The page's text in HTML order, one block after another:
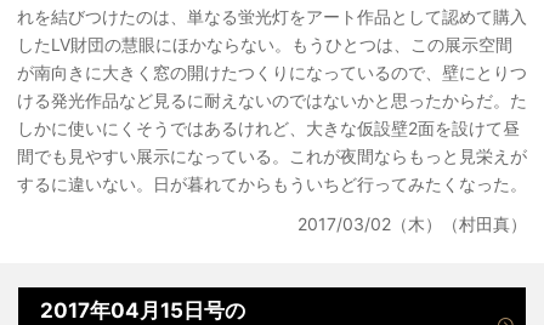
れを結びつけたのは、単なる蛍光灯をアート作品として認めて購入
したLV財団の慧眼にほかならない。もうひとつは、この展示空間
が南向きに大きく窓の開けたつくりになっているので、壁にとりつ
ける発光作品など見るに耐えないのではないかと思ったからだ。た
しかに使いにくそうではあるけれど、大きな仮設壁2面を設けて昼
間でも見やすい展示になっている。これが夜間ならもっと見栄えが
するに違いない。日が暮れてからもういちど行ってみたくなった。
2017/03/02（木）（村田真）
2017年04月15日号の